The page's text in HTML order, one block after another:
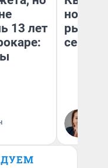
13 лет
но
рынок